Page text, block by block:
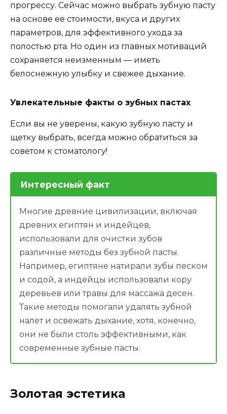
прогрессу. Сейчас можно выбрать зубную пасту
на основе ее стоимости, вкуса и других
параметров, для эффективного ухода за
полостью рта. Но один из главных мотиваций
сохраняется неизменным — иметь
белоснежную улыбку и свежее дыхание.
Увлекательные факты о зубных пастах
Если вы не уверены, какую зубную пасту и
щетку выбрать, всегда можно обратиться за
советом к стоматологу!
Интересный факт
Многие древние цивилизации, включая
древних египтян и индейцев,
использовали для очистки зубов
различные методы без зубной пасты.
Например, египтяне натирали зубы песком
и содой, а индейцы использовали кору
деревьев или травы для массажа десен.
Такие методы помогали удалять зубной
налет и освежать дыхание, хотя, конечно,
они не были столь эффективными, как
современные зубные пасты.
Золотая эстетика